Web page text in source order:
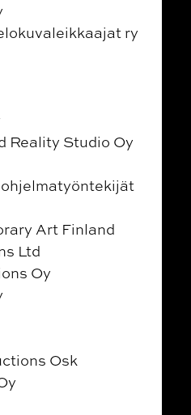
ry
Reality Studio Oy
ohjelmatyöntekijät
Art Finland
Ltd
Oy
Osk